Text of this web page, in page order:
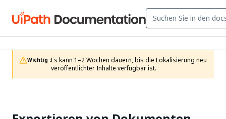
Wichtig :Es kann 1–2 Wochen dauern, bis die Lokalisierung neu
veröffentlichter Inhalte verfügbar ist.